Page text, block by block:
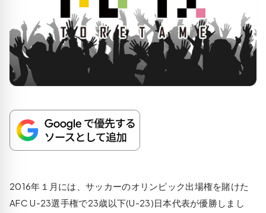
2016年１月には、サッカーのオリンピック出場権を賭けた
AFC U-23選手権で23歳以下(U-23)日本代表が優勝しまし